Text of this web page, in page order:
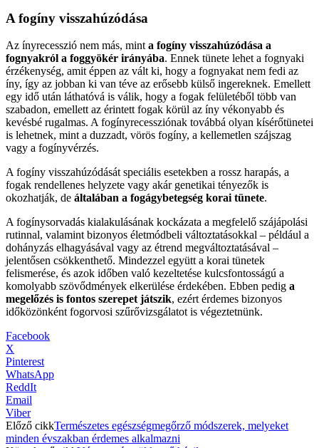
A fogíny visszahúzódása
Az ínyrecesszió nem más, mint a fogíny visszahúzódása a
fognyakról a foggyökér irányába. Ennek tünete lehet a fognyaki
érzékenység, amit éppen az vált ki, hogy a fognyakat nem fedi az
íny, így az jobban ki van téve az erősebb külső ingereknek. Emellett
egy idő után láthatóvá is válik, hogy a fogak felületéből több van
szabadon, emellett az érintett fogak körül az íny vékonyabb és
kevésbé rugalmas. A fogínyrecessziónak továbbá olyan kísérőtünetei
is lehetnek, mint a duzzadt, vörös fogíny, a kellemetlen szájszag
vagy a fogínyvérzés.
A fogíny visszahúzódását speciális esetekben a rossz harapás, a
fogak rendellenes helyzete vagy akár genetikai tényezők is
okozhatják, de általában a fogágybetegség korai tünete.
A fogínysorvadás kialakulásának kockázata a megfelelő szájápolási
rutinnal, valamint bizonyos életmódbeli változtatásokkal – például a
dohányzás elhagyásával vagy az étrend megváltoztatásával –
jelentősen csökkenthető. Mindezzel együtt a korai tünetek
felismerése, és azok időben való kezeltetése kulcsfontosságú a
komolyabb szövődmények elkerülése érdekében. Ebben pedig a
megelőzés is fontos szerepet játszik, ezért érdemes bizonyos
időközönként fogorvosi szűrővizsgálatot is végeztetnünk.
Facebook
X
Pinterest
WhatsApp
ReddIt
Email
Viber
Előző cikkTermészetes egészségmegőrző módszerek, melyeket
minden évszakban érdemes alkalmazni